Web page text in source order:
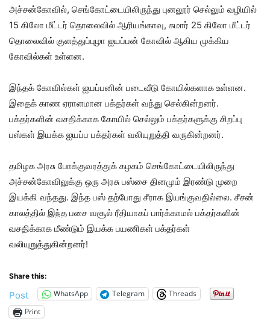
அச்சன்கோவில், செங்கோட்டையிலிருந்து புனலூர் செல்லும் வழியில்
15 கிலோ மீட்டர் தொலைவில் ஆரியங்காவு, சுமார் 25 கிலோ மீட்டர்
தொலைவில் குளத்துப்புழா ஐயப்பன் கோவில் ஆகிய முக்கிய
கோவில்கள் உள்ளன.
இந்தக் கோவில்கள் ஐயப்பனின் படைவீடு கோயில்களாக உள்ளன.
இதைக் காண ஏராளமான பக்தர்கள் வந்து செல்கின்றனர்.
பக்தர்களின் வசதிக்காக கோயில் செல்லும் பக்தர்களுக்கு சிறப்பு
பஸ்கள் இயக்க ஐயப்ப பக்தர்கள் வலியுறுத்தி வருகின்றனர்.
தமிழக அரசு போக்குவரத்துக் கழகம் செங்கோட்டையிலிருந்து
அச்சன்கோவிலுக்கு ஒரு அரசு பஸ்சை தினமும் இரண்டு முறை
இயக்கி வந்தது. இந்த பஸ் தற்போது சீராக இயங்குவதில்லை. சீசன்
காலத்தில் இந்த பசை வசூல் ரீதியாகப் பார்க்காமல் பக்தர்களின்
வசதிக்காக மீண்டும் இயக்க பயணிகள் பக்தர்கள்
வலியுறுத்துகின்றனர்!
Share this:
Post WhatsApp Telegram
Threads
Print